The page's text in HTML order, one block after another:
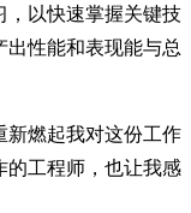
，以快速掌握关键技
性能和表现能与总
新燃起我对这份工作
的工程师，也让我感